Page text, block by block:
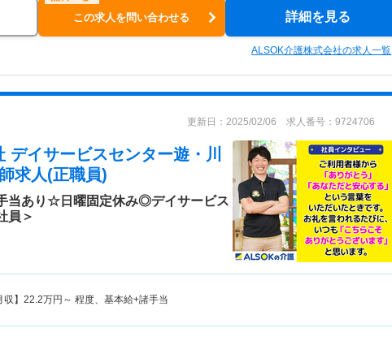
この求人を問い合わせる 詳細を見る
ALSOK介護株式会社の求人一覧
更新日：2025/02/06 求人番号：9724706
イサービスセンター遊・川
求人(正職員)
当あり☆日曜固定休み◎デイサービス
員＞
】 22.2万円～ 程度、基本給+諸手当